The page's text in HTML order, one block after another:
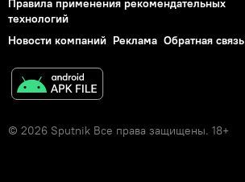
Правила применения рекомендательных
технологий
Новости компаний Реклама Обратная связь
© 2026 Sputnik Все права защищены. 18+